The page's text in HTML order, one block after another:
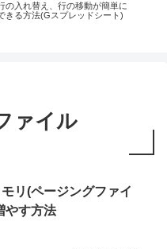
の入れ替え、行の移動が簡単に
きる方法(Gスプレッドシート)
ァイル
リ(ページングファイ
やす方法